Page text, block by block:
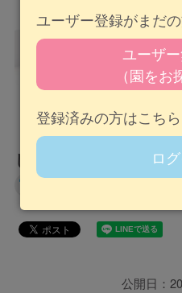
【保育学生のあるあ
じゃなかった？！
公開日：
ユーザー登録がまだ
ユーザ
（園をお
登録済みの方はこちら
ロ